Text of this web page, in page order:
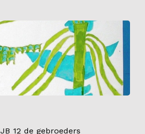
JB 12 de gebroeders